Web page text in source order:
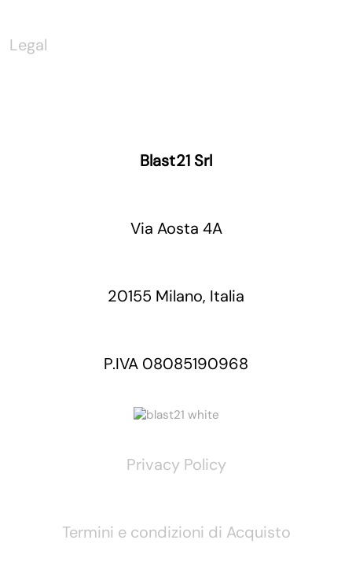
Legal
Blast21 Srl
Via Aosta 4A
20155 Milano, Italia
P.IVA 08085190968
Privacy Policy
Termini e condizioni di Acquisto